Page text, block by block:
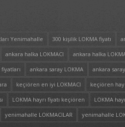
Yenimahalle 300 kişilik LOKMA fiyatı
ankara halka LOKMACI ankara halka
ankara saray LOKMA ankara
keçiören en iyi LOKMACI keçiören
LOKMA hayrı fiyatı keçiören LOKMA
yenimahalle LOKMACILAR yenimahalle